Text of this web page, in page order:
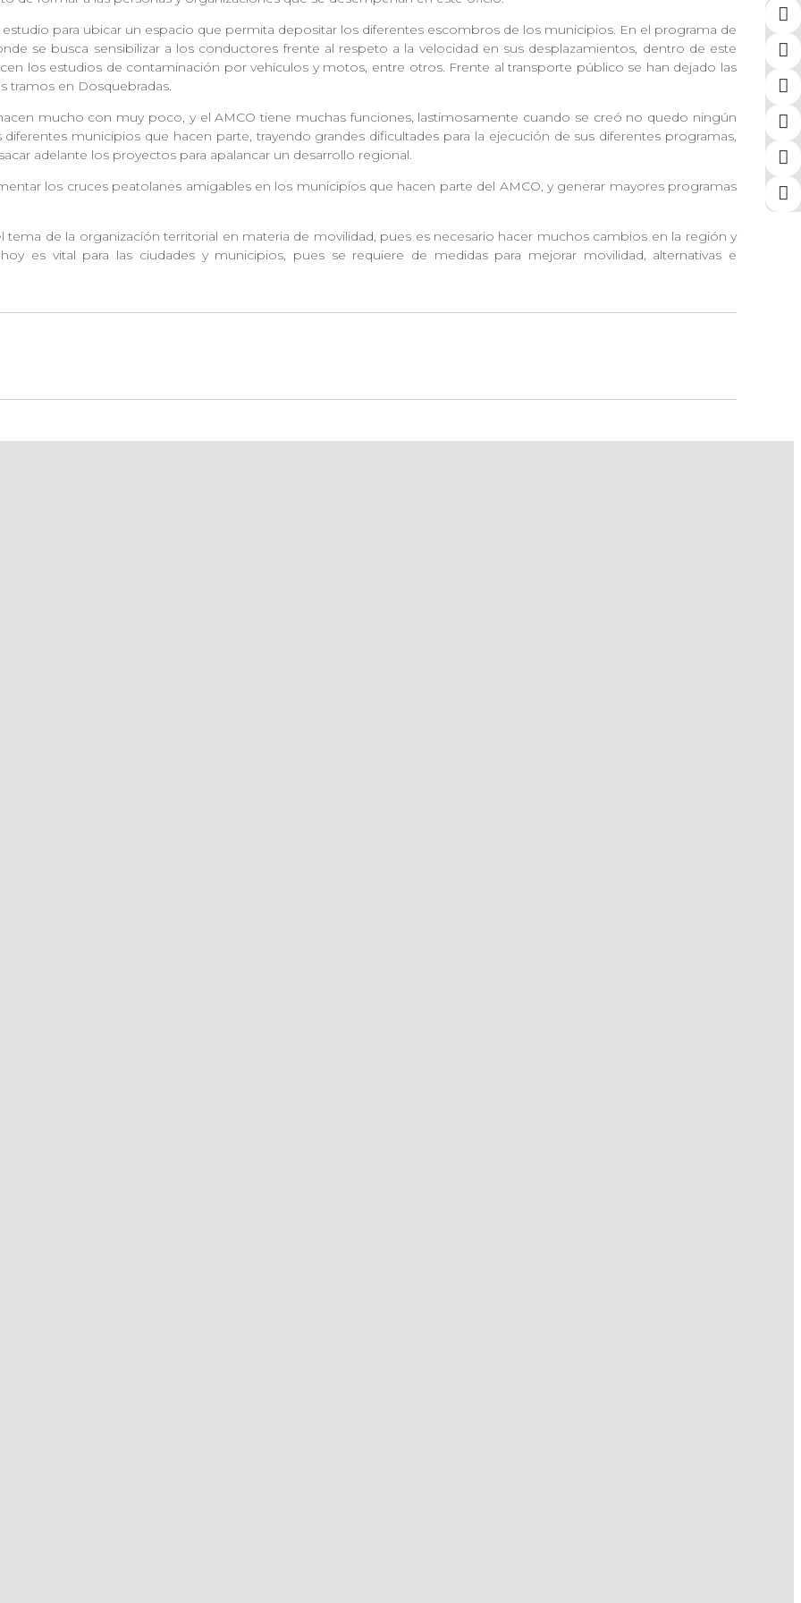
para ubicar un espacio que permita depositar los diferentes escombros de los municipios. En el programa de
se busca sensibilizar a los conductores frente al respeto a la velocidad en sus desplazamientos, dentro de este
los estudios de contaminación por vehículos y motos, entre otros. Frente al transporte público se han dejado las
tramos en Dosquebradas.
mucho con muy poco, y el AMCO tiene muchas funciones, lastimosamente cuando se creó no quedo ningún
municipios que hacen parte, trayendo grandes dificultades para la ejecución de sus diferentes programas,
adelante los proyectos para apalancar un desarrollo regional.
los cruces peatolanes amigables en los municipios que hacen parte del AMCO, y generar mayores programas
tema de la organización territorial en materia de movilidad, pues es necesario hacer muchos cambios en la región y
es vital para las ciudades y municipios, pues se requiere de medidas para mejorar movilidad, alternativas e